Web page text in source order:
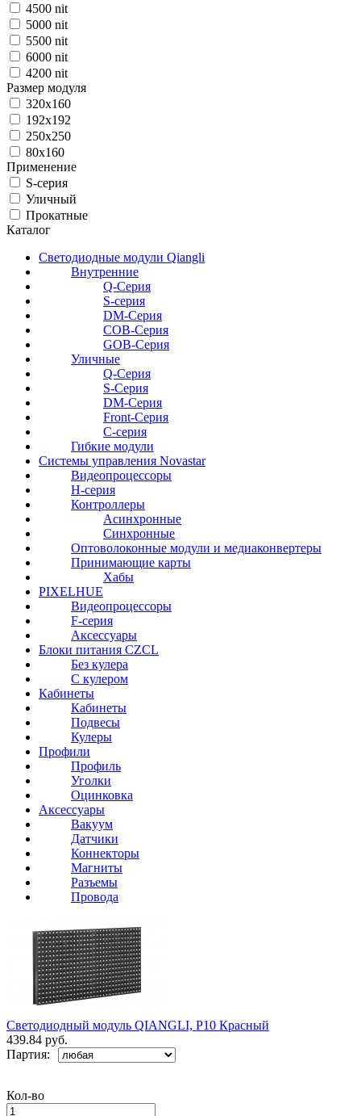
4500 nit
5000 nit
5500 nit
6000 nit
4200 nit
Размер модуля
320x160
192x192
250x250
80х160
Применение
S-серия
Уличный
Прокатные
Каталог
Светодиодные модули Qiangli
Внутренние
Q-Серия
S-серия
DM-Серия
COB-Серия
GOB-Серия
Уличные
Q-Серия
S-Серия
DM-Серия
Front-Серия
С-серия
Гибкие модули
Системы управления Novastar
Видеопроцессоры
H-серия
Контроллеры
Асинхронные
Синхронные
Оптоволоконные модули и медиаконвертеры
Принимающие карты
Хабы
PIXELHUE
Видеопроцессоры
F-серия
Аксессуары
Блоки питания CZCL
Без кулера
С кулером
Кабинеты
Кабинеты
Подвесы
Кулеры
Профили
Профиль
Уголки
Оцинковка
Аксессуары
Вакуум
Датчики
Коннекторы
Магниты
Разъемы
Провода
Светодиодный модуль QIANGLI, P10 Красный
439.84 руб.
Партия:
Кол-во